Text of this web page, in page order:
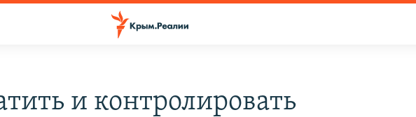
и контролировать